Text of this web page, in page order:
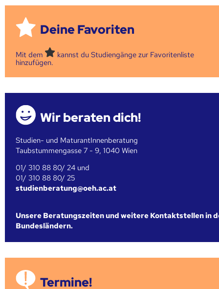
Deine Favoriten
Mit dem
kannst du Studiengänge zur Favoritenliste
hinzufügen.
Wir beraten dich!
Studien- und MaturantInnenberatung
Taubstummengasse 7 - 9, 1040 Wien
01/ 310 88 80/ 24 und
01/ 310 88 80/ 25
studienberatung@oeh.ac.at
Unsere Beratungszeiten und weitere Kontaktstellen in
Bundesländern.
Termine!